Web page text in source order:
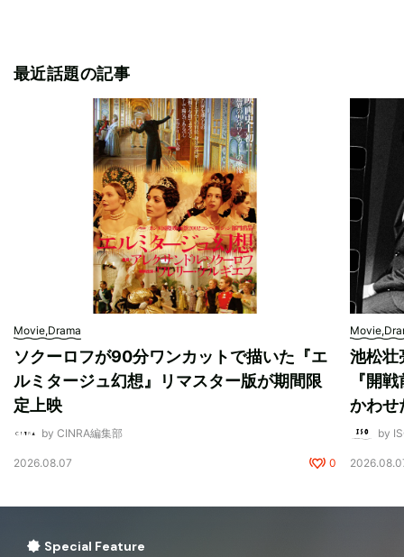
最近話題の記事
Movie,Drama
ソクーロフが90分ワンカットで描いた『エ
ルミタージュ幻想』リマスター版が期間限
定上映
by CINRA編集部
2026.08.07 0
池松壮
『開
かわせ
by
Special Feature